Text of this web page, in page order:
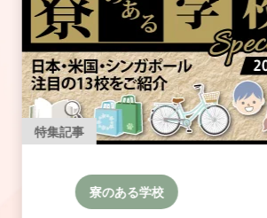
グローバル教育
海外大学を目指す方へ